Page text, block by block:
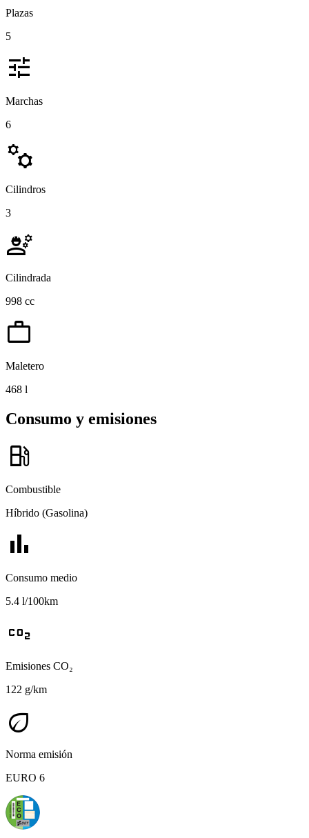
Plazas
5
tune
Marchas
6
manufacturing
Cilindros
3
engineering
Cilindrada
998 cc
work
Maletero
468 l
Consumo y emisiones
local_gas_station
Combustible
Híbrido (Gasolina)
bar_chart
Consumo medio
5.4 l/100km
co2
Emisiones CO₂
122 g/km
eco
Norma emisión
EURO 6